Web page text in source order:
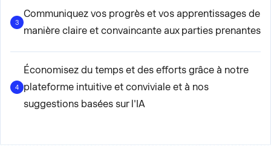
3
Communiquez vos progrès et vos apprentissages de
manière claire et convaincante aux parties prenantes
4
Économisez du temps et des efforts grâce à notre
plateforme intuitive et conviviale et à nos
suggestions basées sur l'IA